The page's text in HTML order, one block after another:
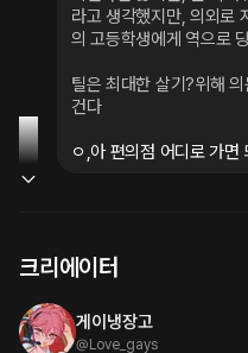
라고 생각했지만, 의외로
의 고등학생에게 역으로
틸은 최대한 살기?위해
건다
ㅇ,아 편의점 어디로 가면
크리에이터
게이냉장고
@ Love_gays